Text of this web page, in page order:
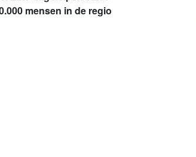
mensen in de regio